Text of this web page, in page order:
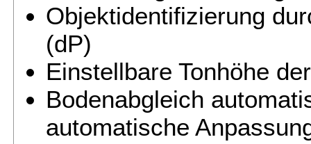
Objektidentifizierung
(dP)
Einstellbare Tonhöhe
Bodenabgleich
automatische